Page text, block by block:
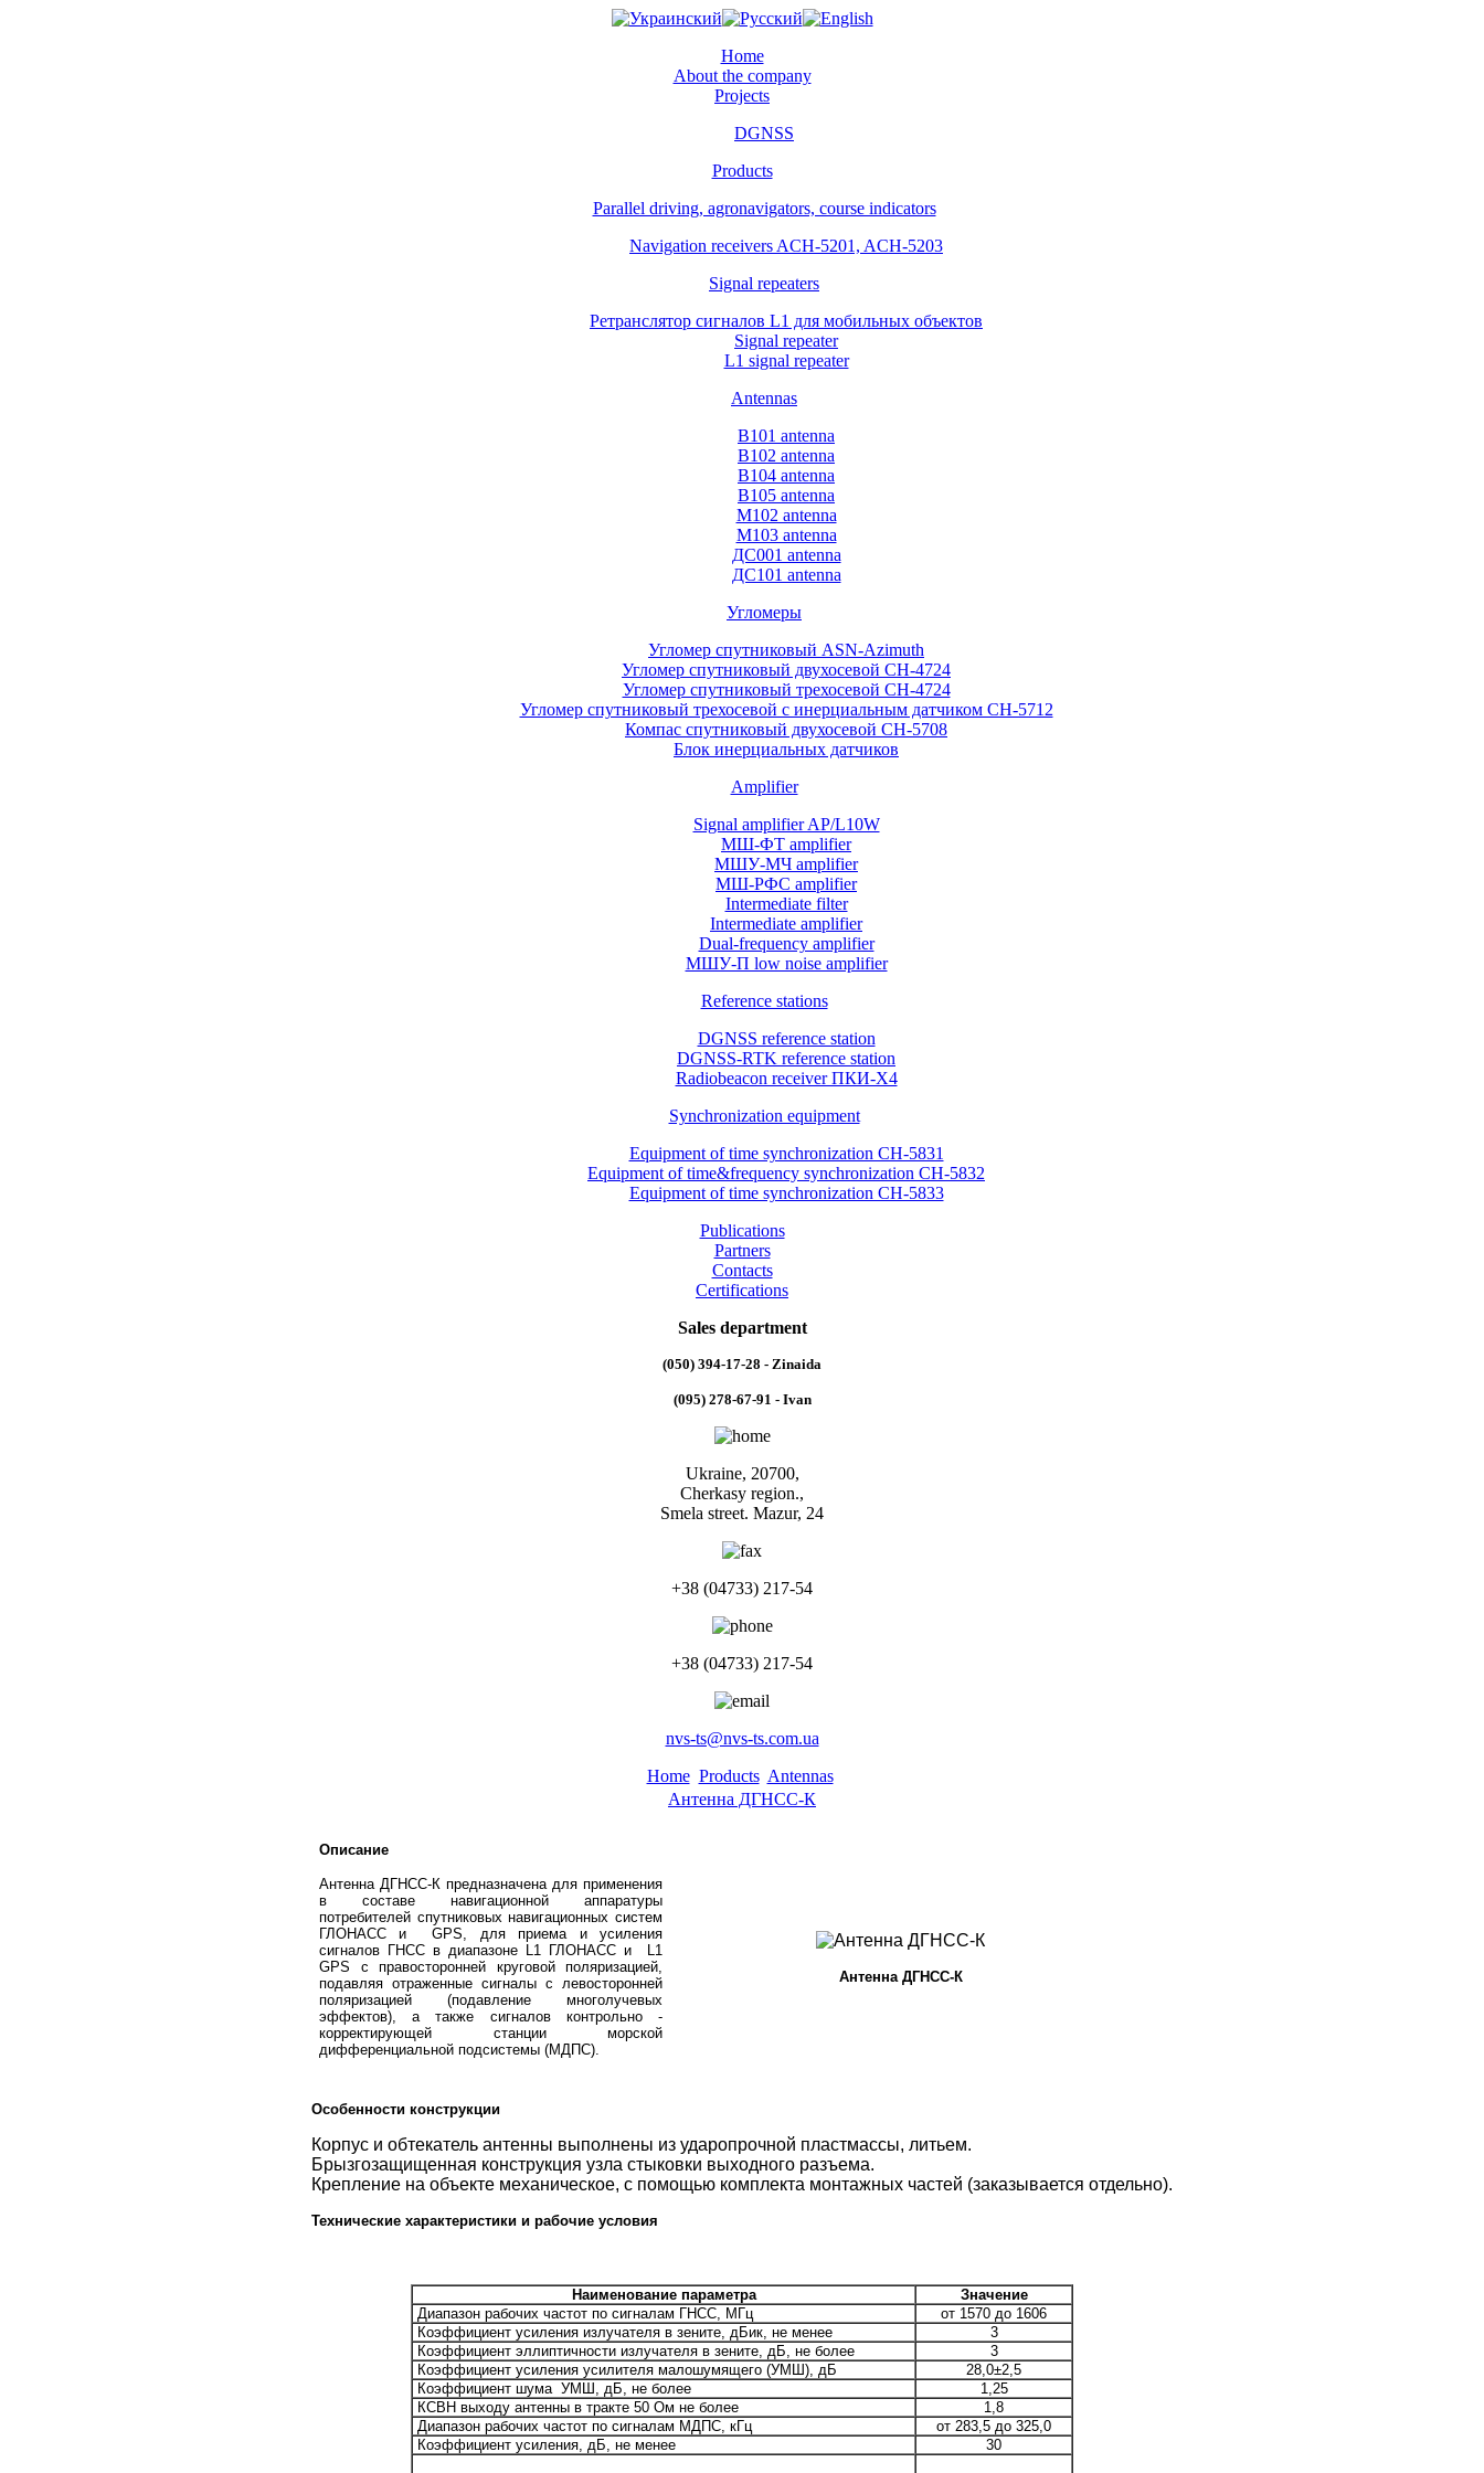
Home
About the company
Projects
DGNSS
Products
Parallel driving, agronavigators, course indicators
Navigation receivers ACH-5201, ACH-5203
Signal repeaters
Ретранслятор сигналов L1 для мобильных объектов
Signal repeater
L1 signal repeater
Antennas
B101 antenna
B102 antenna
B104 antenna
B105 antenna
M102 antenna
M103 antenna
ДС001 antenna
ДС101 antenna
Угломеры
Угломер спутниковый ASN-Azimuth
Угломер спутниковый двухосевой СН-4724
Угломер спутниковый трехосевой СН-4724
Угломер спутниковый трехосевой с инерциальным датчиком СН-5712
Компас спутниковый двухосевой СН-5708
Блок инерциальных датчиков
Amplifier
Signal amplifier AP/L10W
МШ-ФТ amplifier
МШУ-МЧ amplifier
МШ-РФС amplifier
Intermediate filter
Intermediate amplifier
Dual-frequency amplifier
МШУ-П low noise amplifier
Reference stations
DGNSS reference station
DGNSS-RTK reference station
Radiobeacon receiver ПКИ-Х4
Synchronization equipment
Equipment of time synchronization CH-5831
Equipment of time&frequency synchronization CH-5832
Equipment of time synchronization CH-5833
Publications
Partners
Contacts
Certifications
Sales department
(050) 394-17-28 - Zinaida
(095) 278-67-91 - Ivan
Ukraine, 20700,
Cherkasy region.,
Smela street. Mazur, 24
+38 (04733) 217-54
+38 (04733) 217-54
nvs-ts@nvs-ts.com.ua
Home Products Antennas
Антенна ДГНСС-К
Описание
Антенна ДГНСС-К предназначена для применения
в составе навигационной аппаратуры
потребителей спутниковых навигационных систем
ГЛОНАСС и GPS, для приема и усиления
сигналов ГНСС в диапазоне L1 ГЛОНАСС и L1
GPS с правосторонней круговой поляризацией,
подавляя отраженные сигналы с левосторонней
поляризацией (подавление многолучевых
эффектов), а также сигналов контрольно -
корректирующей станции морской
дифференциальной подсистемы (МДПС).
Антенна ДГНСС-К
Особенности конструкции
Корпус и обтекатель антенны выполнены из ударопрочной пластмассы, литьем.
Брызгозащищенная конструкция узла стыковки выходного разъема.
Крепление на объекте механическое, с помощью комплекта монтажных частей (заказывается отдельно).
Технические характеристики и рабочие условия
Наименование параметра
Значение
Диапазон рабочих частот по сигналам ГНСС, МГц
от 1570 до 1606
Коэффициент усиления излучателя в зените, дБик, не менее
3
Коэффициент эллиптичности излучателя в зените, дБ, не более
3
Коэффициент усиления усилителя малошумящего (УМШ), дБ
28,0±2,5
Коэффициент шума УМШ, дБ, не более
1,25
КСВН выходу антенны в тракте 50 Ом не более
1,8
Диапазон рабочих частот по сигналам МДПС, кГц
от 283,5 до 325,0
Коэффициент усиления, дБ, не менее
30